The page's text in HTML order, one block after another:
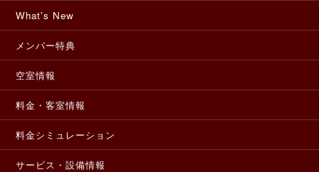
What's New
メンバー特典
空室情報
料金・客室情報
料金シミュレーション
サービス・設備情報